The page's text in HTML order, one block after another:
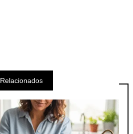
Relacionados